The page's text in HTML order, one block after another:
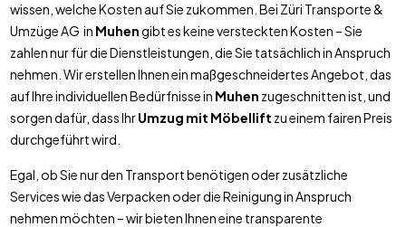
wissen, welche Kosten auf Sie zukommen. Bei Züri Transporte &
Umzüge AG in Muhengibt es keine versteckten Kosten – Sie
zahlen nur für die Dienstleistungen, die Sie tatsächlich in Anspruch
nehmen. Wir erstellen Ihnen ein maßgeschneidertes Angebot, das
auf Ihre individuellen Bedürfnisse in Muhen zugeschnitten ist, und
sorgen dafür, dass IhrUmzug mit Möbellift zu einem fairen Preis
durchgeführt wird.
Egal, ob Sie nur den Transport benötigen oder zusätzliche
Services wie das Verpacken oder die Reinigung in Anspruch
nehmen möchten – wir bieten Ihnen eine transparente